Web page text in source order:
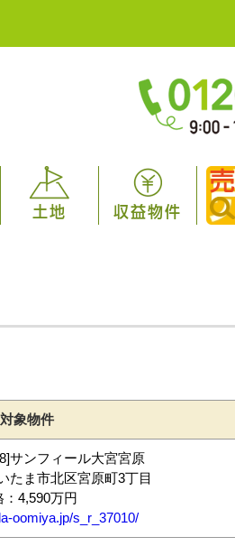
土地 収益物件
対象物件
サンフィール大宮宮原
たま市北区宮原町3丁目
：4,590万円
oomiya.jp/s_r_37010/